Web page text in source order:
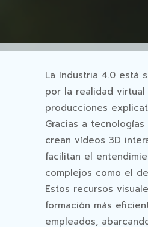
La Industria 4.0 está
por la realidad virtual
producciones
Gracias a tecnologías
crean vídeos 3D
facilitan el
complejos como el
Estos recursos
formación más
empleados,